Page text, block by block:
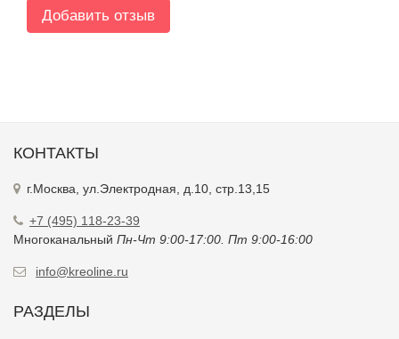
КОНТАКТЫ
г.Москва, ул.Электродная, д.10, стр.13,15
+7 (495) 118-23-39
Многоканальный Пн-Чт 9:00-17:00. Пт 9:00-16:00
info@kreoline.ru
РАЗДЕЛЫ